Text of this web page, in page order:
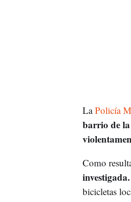
LaPolicía
barrio de la
Como
bicicletas